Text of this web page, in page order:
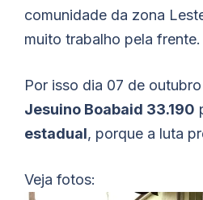
comunidade da zona
muito trabalho pela frente.
Por isso dia 07 de
Jesuino Boabaid 33.190
estadual, porque a luta
Veja fotos: